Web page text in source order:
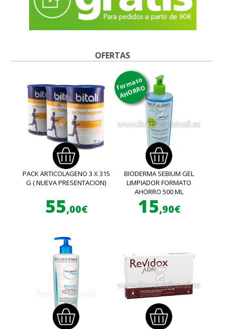
OFERTAS
PACK ARTICOLAGENO 3 X 315
G ( NUEVA PRESENTACION)
55,00€
formato
AHORRO
BIODERMA SEBIUM GEL
LIMPIADOR FORMATO
AHORRO 500 ML
15,90€